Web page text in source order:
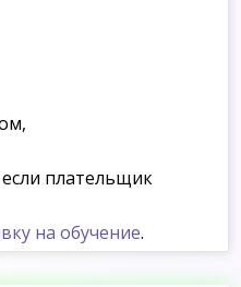
плательщик
на обучение.